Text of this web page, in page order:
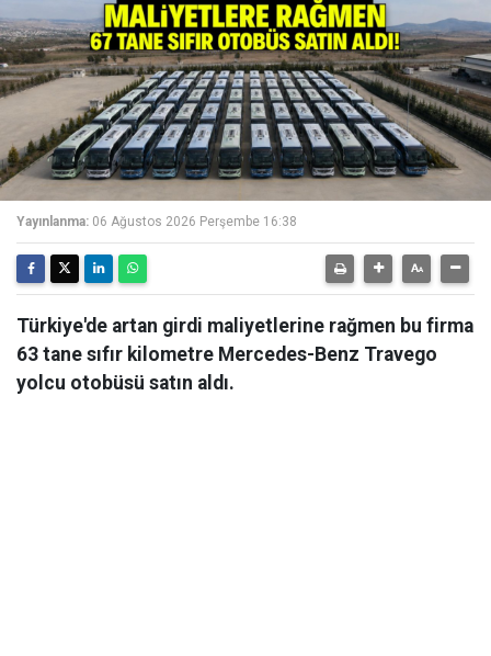
Yayınlanma: 06 Ağustos 2026 Perşembe 16:38
Türkiye'de artan girdi maliyetlerine rağmen bu firma
63 tane sıfır kilometre Mercedes-Benz Travego
yolcu otobüsü satın aldı.